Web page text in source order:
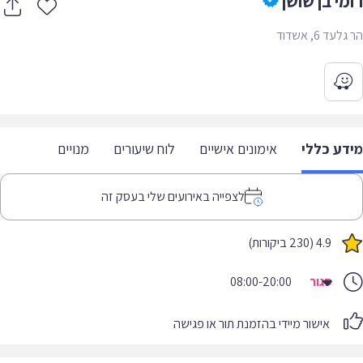
6, אשדוד
כללי אימונים אישיים לוח שיעורים מנויים
לצפייה באירועים שלי בעסק זה
4.9 (230 ביקורות)
סגור 08:00-20:00
אישור מיידי בהזמנת תור או פגישה